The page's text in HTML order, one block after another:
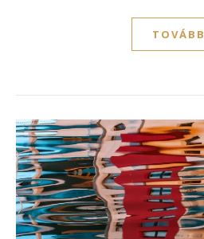
TOVÁBB